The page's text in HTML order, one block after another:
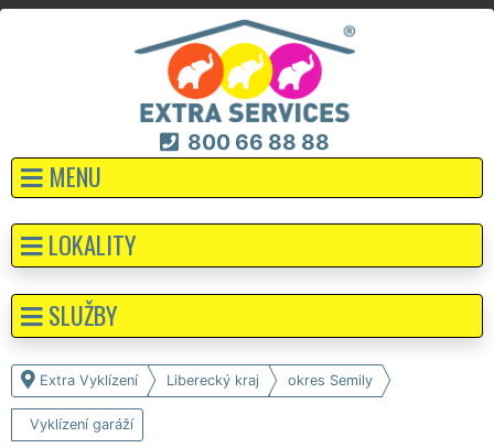
800 66 88 88
MENU
Extra Vyklízení Liberecký kraj okres Semily
Vyklízení garáží
LOKALITY
SLUŽBY